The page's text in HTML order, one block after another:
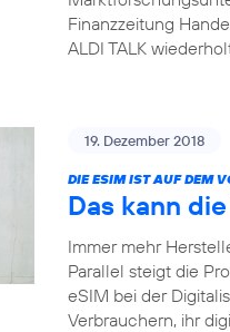
Finanzzeitung
ALDI TALK
19. Dezember 2018
DIE ESIM IST AUF DEM
Das kann
Immer mehr
Parallel steigt die
eSIM bei der
Verbrauchern, ihr